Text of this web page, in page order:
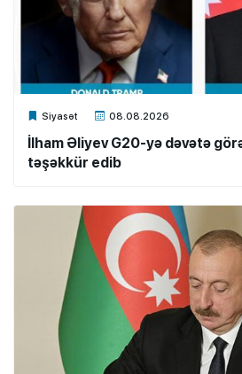
Siyasət 08.08.2026
Xalq.Online
İlham Əliyev G20-yə dəvətə
təşəkkür edib